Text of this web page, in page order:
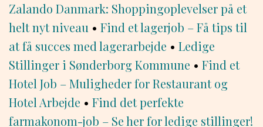
Zalando Danmark: Shoppingoplevelser på et
helt nyt niveau • Find et lagerjob – Få tips til
at få succes med lagerarbejde • Ledige
Stillinger i Sønderborg Kommune • Find et
Hotel Job – Muligheder for Restaurant og
Hotel Arbejde • Find det perfekte
farmakonom-job – Se her for ledige stillinger!